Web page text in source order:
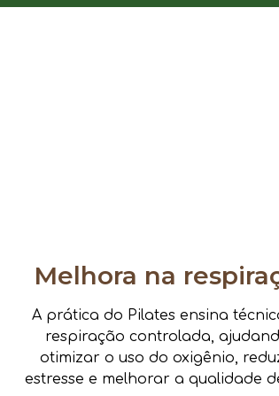
Melhora na
A prática do Pilates ensina
respiração controlada,
otimizar o uso do oxigênio,
estresse e melhorar a qualidade